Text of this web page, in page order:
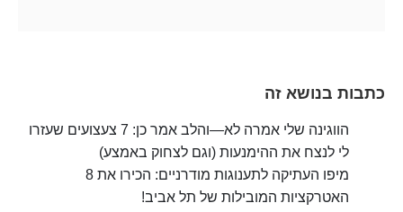
כתבות בנושא זה
הווגינה שלי אמרה לא—והלב אמר כן: 7 צעצועים שעזרו
לי לנצח את ההימנעות (וגם לצחוק באמצע)
מיפו העתיקה לתענוגות מודרניים: הכירו את 8
האטרקציות המובילות של תל אביב!